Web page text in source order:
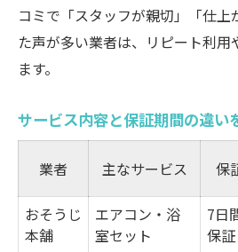
コミで「スタッフが親切」「仕上
た声が多い業者は、リピート利用
ます。
サービス内容と保証期間の違い
業者 主なサービス 保
おそうじ
本舗
エアコン・浴
室セット
7日
保証